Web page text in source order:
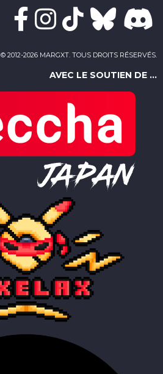
© 2012-2026 MARGXT. TOUS DROITS RÉSERVÉS.
AVEC LE SOUTIEN DE ...